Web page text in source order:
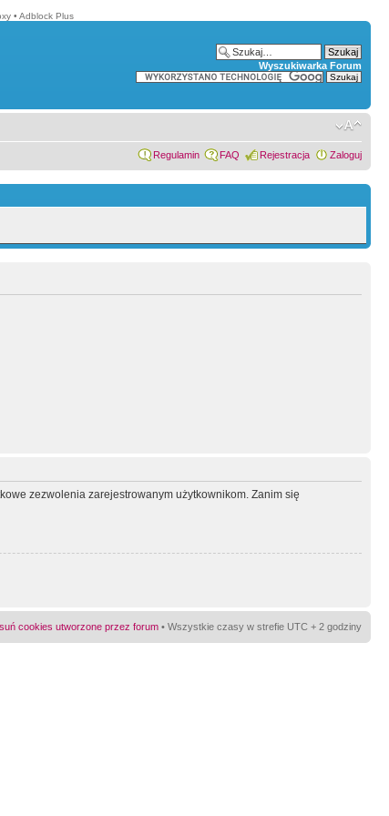
• Adblock Plus
Wyszukiwarka Forum
Regulamin FAQ Rejestracja Zaloguj
zezwolenia zarejestrowanym użytkownikom. Zanim się
cookies utworzone przez forum • Wszystkie czasy w strefie UTC + 2 godziny